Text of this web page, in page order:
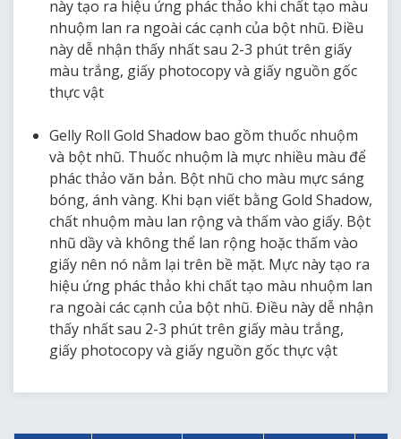
này tạo ra hiệu ứng phác thảo khi chất tạo màu
nhuộm lan ra ngoài các cạnh của bột nhũ. Điều
này dễ nhận thấy nhất sau 2-3 phút trên giấy
màu trắng, giấy photocopy và giấy nguồn gốc
thực vật
Gelly Roll Gold Shadow bao gồm thuốc nhuộm
và bột nhũ. Thuốc nhuộm là mực nhiều màu để
phác thảo văn bản. Bột nhũ cho màu mực sáng
bóng, ánh vàng. Khi bạn viết bằng Gold Shadow,
chất nhuộm màu lan rộng và thấm vào giấy. Bột
nhũ dầy và không thể lan rộng hoặc thấm vào
giấy nên nó nằm lại trên bề mặt. Mực này tạo ra
hiệu ứng phác thảo khi chất tạo màu nhuộm lan
ra ngoài các cạnh của bột nhũ. Điều này dễ nhận
thấy nhất sau 2-3 phút trên giấy màu trắng,
giấy photocopy và giấy nguồn gốc thực vật